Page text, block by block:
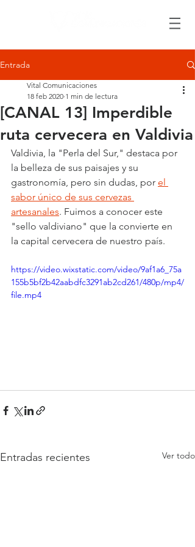
Entrada
[CANAL 13] Imperdible
ruta cervecera en Valdivia
Vital Comunicaciones
18 feb 2020 1 min de lectura
Valdivia, la "Perla del Sur," destaca por
la belleza de sus paisajes y su
gastronomía, pero sin dudas, por el
sabor único de sus cervezas
artesanales. Fuimos a conocer este
"sello valdiviano" que la convierte en
la capital cervecera de nuestro país.
https://video.wixstatic.com/video/9af1a6_75a
155b5bf2b42aabdfc3291ab2cd261/480p/mp4/
file.mp4
Entradas recientes Ver todo